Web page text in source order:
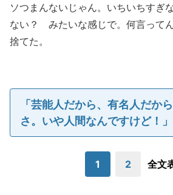
ソつまんないじゃん。いちいちす
ない？ みたいな感じで。何言って
捨てた。
「芸能人だから、有名人だか
さ。いや人間なんですけど！」
1 2 全文